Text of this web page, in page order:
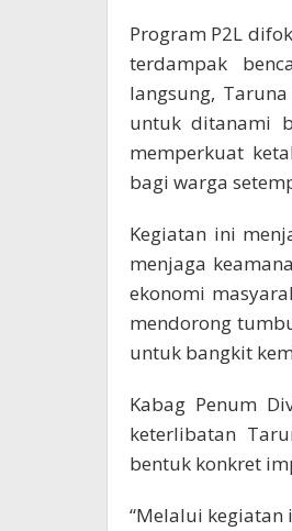
Program P2L
terdampak
langsung,
untuk ditanami
memperkuat
bagi warga
Kegiatan ini
menjaga
ekonomi
mendorong
untuk bangkit
Kabag Penum
keterlibatan
bentuk konkret
“Melalui